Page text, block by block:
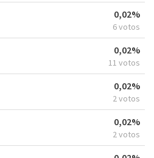
0,02%
6 votos
0,02%
11 votos
0,02%
2 votos
0,02%
2 votos